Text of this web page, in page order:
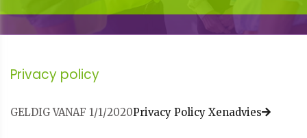
Privacy policy
GELDIG VANAF 1/1/2020Privacy Policy Xenadvies